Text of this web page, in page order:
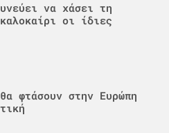
να χάσει τη
οι ίδιες
φτάσουν στην Ευρώπη